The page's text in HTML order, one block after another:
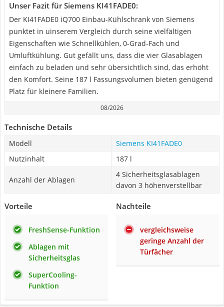
Unser Fazit für Siemens KI41FADE0:
Der KI41FADE0 iQ700 Einbau-Kühlschrank von Siemens
punktet in uinserem Vergleich durch seine vielfältigen
Eigenschaften wie Schnellkühlen, 0-Grad-Fach und
Umluftkühlung. Gut gefällt uns, dass die vier Glasablagen
einfach zu beladen und sehr übersichtlich sind, das erhöht
den Komfort. Seine 187 l Fassungsvolumen bieten genügend
Platz für kleinere Familien.
08/2026
Technische Details
Modell
Siemens KI41FADE0
Nutzinhalt
187 l
Anzahl der Ablagen
4 Sicherheitsglasablagen
davon 3 höhenverstellbar
Vorteile
FreshSense-Funktion
Ablagen mit
Sicherheitsglas
SuperCooling-
Funktion
Nachteile
vergleichsweise
geringe Anzahl der
Türfächer